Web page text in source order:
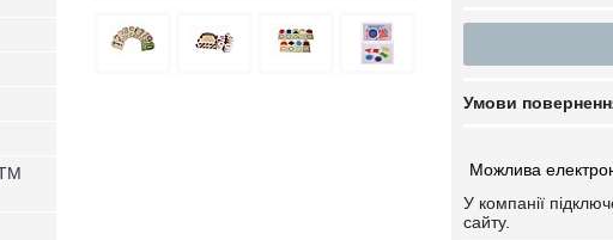
У компанії
сайту.